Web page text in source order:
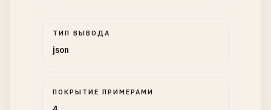
ТИП ВЫВОДА
json
ПОКРЫТИЕ ПРИМЕРАМИ